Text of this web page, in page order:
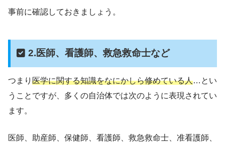
事前に確認しておきましょう。
2.医師、看護師、救急救命士など
つまり 医学に関する知識をなにかしら修めている人…とい
うことですが、多くの自治体では次のように表現されてい
ます。
医師、助産師、保健師、看護師、救急救命士、准看護師、